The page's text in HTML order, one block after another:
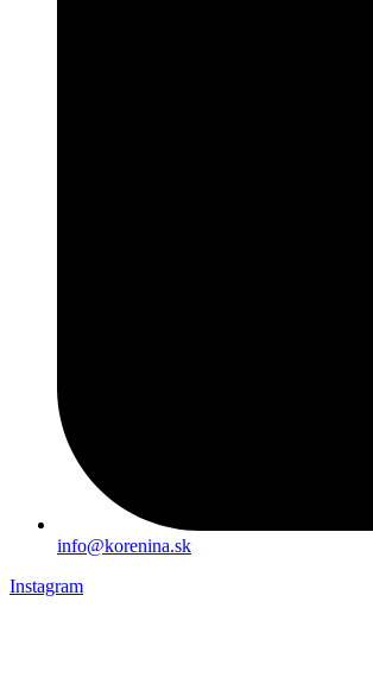
info@korenina.sk
Instagram